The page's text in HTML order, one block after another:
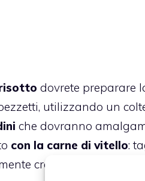
dovrete preparare
utilizzando un
che dovranno
con la carne di vitello:
creando dei pezzetti